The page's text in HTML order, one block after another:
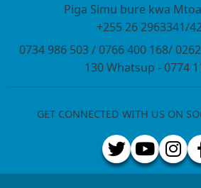
Piga Simu bure kwa
+255 26 2963341/
0734 986 503 / 0766 400 168/
130 Whatsup - 0774
GET CONNECTED WITH US ON